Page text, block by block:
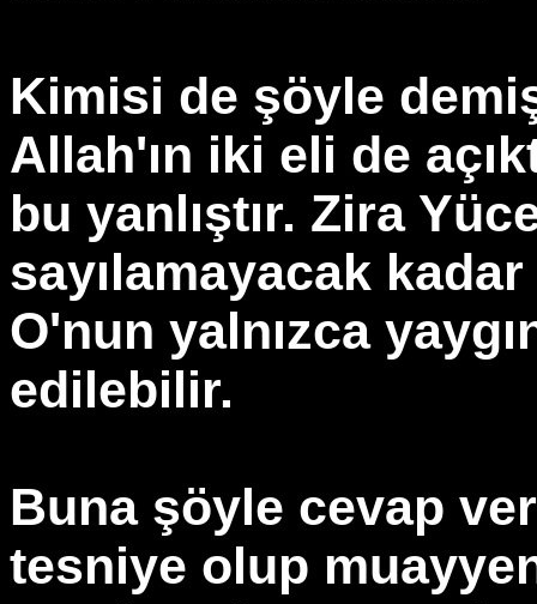
Kimisi de şöyle
Allah'ın iki eli de
bu yanlıştır. Zira
sayılamayacak
O'nun yalnızca
edilebilir.
Buna şöyle cevap
tesniye olup